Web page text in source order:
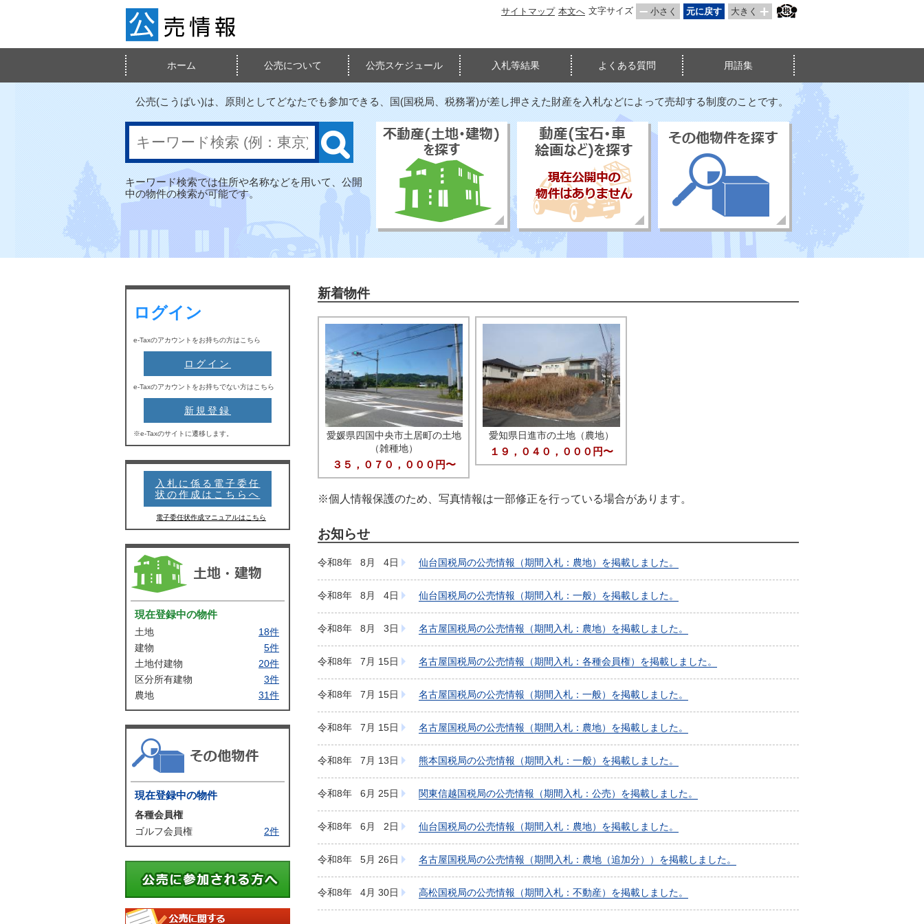
サイトマップ 本文へ 文字サイズ 小さく 元に戻す 大きく
ホーム 公売について 公売スケジュール 入札等結果 よくある質問 用語集
検索メニュー
公売(こうばい)は、原則としてどなたでも参加できる、国(国税局、税務署)が差し押さえた財産を入札などによって売却する制度のことです。
キーワード検索では住所や名称などを用いて、公開
中の物件の検索が可能です。
新着物件
愛媛県四国中央市土居町の土地
（雑種地）
３５，０７０，０００円〜
愛知県日進市の土地（農地）
１９，０４０，０００円〜
※個人情報保護のため、写真情報は一部修正を行っている場合があります。
お知らせ
令和8年 8月 4日 仙台国税局の公売情報（期間入札：農地）を掲載しました。
令和8年 8月 4日 仙台国税局の公売情報（期間入札：一般）を掲載しました。
令和8年 8月 3日 名古屋国税局の公売情報（期間入札：農地）を掲載しました。
令和8年 7月 15日 名古屋国税局の公売情報（期間入札：各種会員権）を掲載しました。
令和8年 7月 15日 名古屋国税局の公売情報（期間入札：一般）を掲載しました。
令和8年 7月 15日 名古屋国税局の公売情報（期間入札：農地）を掲載しました。
令和8年 7月 13日 熊本国税局の公売情報（期間入札：一般）を掲載しました。
令和8年 6月 25日 関東信越国税局の公売情報（期間入札：公売）を掲載しました。
令和8年 6月 2日 仙台国税局の公売情報（期間入札：農地）を掲載しました。
令和8年 5月 26日 名古屋国税局の公売情報（期間入札：農地（追加分））を掲載しました。
令和8年 4月 30日 高松国税局の公売情報（期間入札：不動産）を掲載しました。
ログイン
e-Taxのアカウントをお持ちの方はこちら
ログイン
e-Taxのアカウントをお持ちでない方はこちら
新規登録
※e-Taxのサイトに遷移します。
入札に係る電子委任
状の作成はこちらへ
電子委任状作成マニュアルはこちら
現在登録中の物件
土地
18件
建物
5件
土地付建物
20件
区分所有建物
3件
農地
31件
その他物件
現在登録中の物件
各種会員権
ゴルフ会員権
2件